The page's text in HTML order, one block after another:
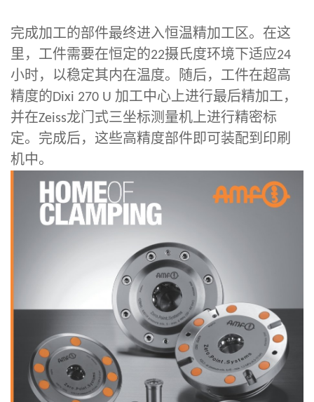
完成加工的部件最终进入恒温精加工区。在这
里，工件需要在恒定的22摄氏度环境下适应24
小时，以稳定其内在温度。随后，工件在超高
精度的 Dixi 270 U 加工中心上进行最后精加工，
并在Zeiss龙门式三坐标测量机上进行精密标
定。完成后，这些高精度部件即可装配到印刷
机中。